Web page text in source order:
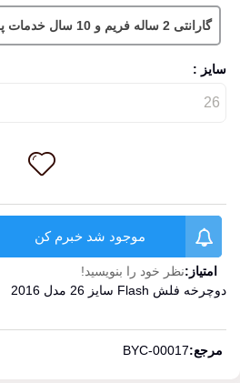
گارانتی 2 ساله فریم و 10 سال خدمات پس از فروش
سایز :
موجود شد خبرم کن
امتیاز:نظر خود را بنویسید!
دوچرخه فلش Flash سایز 26 مدل 2016
مرجع:BYC-00017